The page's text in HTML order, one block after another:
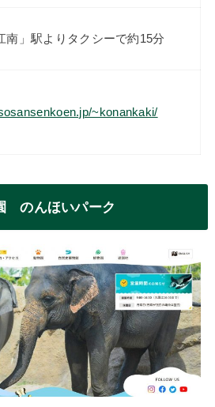
南」駅よりタクシーで約15分
~konankaki/
のんほいパーク